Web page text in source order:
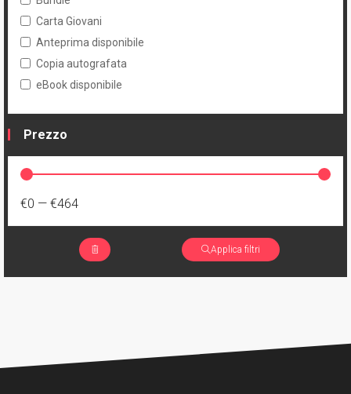
Carta Giovani
Anteprima disponibile
Copia autografata
eBook disponibile
Prezzo
€0 — €464
Applica filtri